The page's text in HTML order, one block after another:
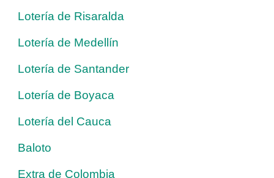
Lotería de Risaralda
Lotería de Medellín
Lotería de Santander
Lotería de Boyaca
Lotería del Cauca
Baloto
Extra de Colombia